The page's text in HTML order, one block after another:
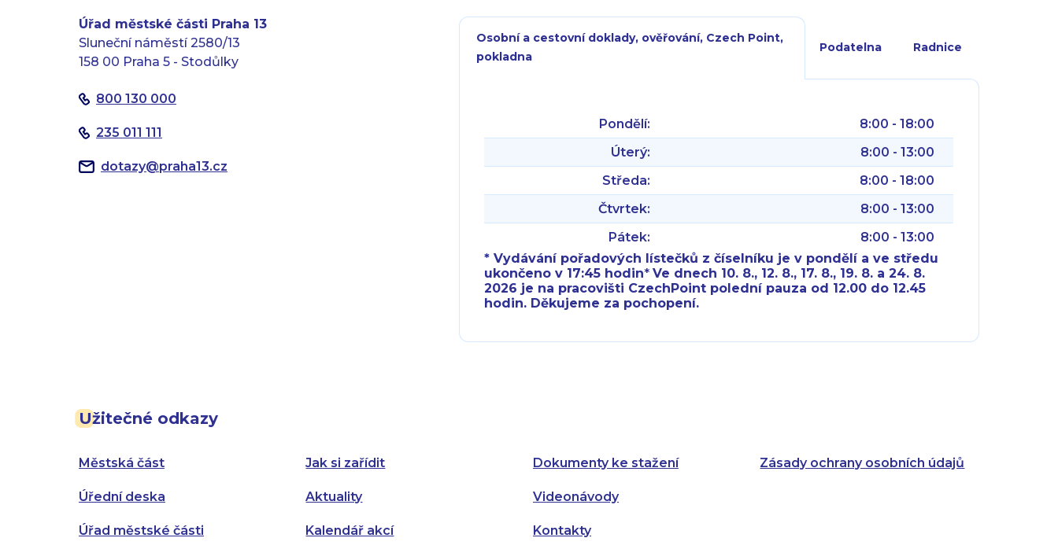
Úřad městské části Praha 13
Sluneční náměstí 2580/13
158 00 Praha 5 - Stodůlky
800 130 000
235 011 111
dotazy@praha13.cz
Užitečné odkazy
Městská část
Úřední deska
Úřad městské části
Jak si zařídit
Aktuality
Kalendář akcí
Dokumenty ke stažení
Videonávody
Kontakty
Zásady ochrany osobních údajů
Osobní a cestovní doklady, ověřování, Czech Point,
pokladna
Podatelna Radnice
Pondělí:
8:00 - 18:00
Úterý:
8:00 - 13:00
Středa:
8:00 - 18:00
Čtvrtek:
8:00 - 13:00
Pátek:
8:00 - 13:00
* Vydávání pořadových lístečků z číselníku je v pondělí a ve středu
ukončeno v 17:45 hodin*Ve dnech 10. 8., 12. 8., 17. 8., 19. 8. a 24. 8.
2026 je na pracovišti CzechPoint polední pauza od 12.00 do 12.45
hodin. Děkujeme za pochopení.
Pátek:
8:00 - 14:30